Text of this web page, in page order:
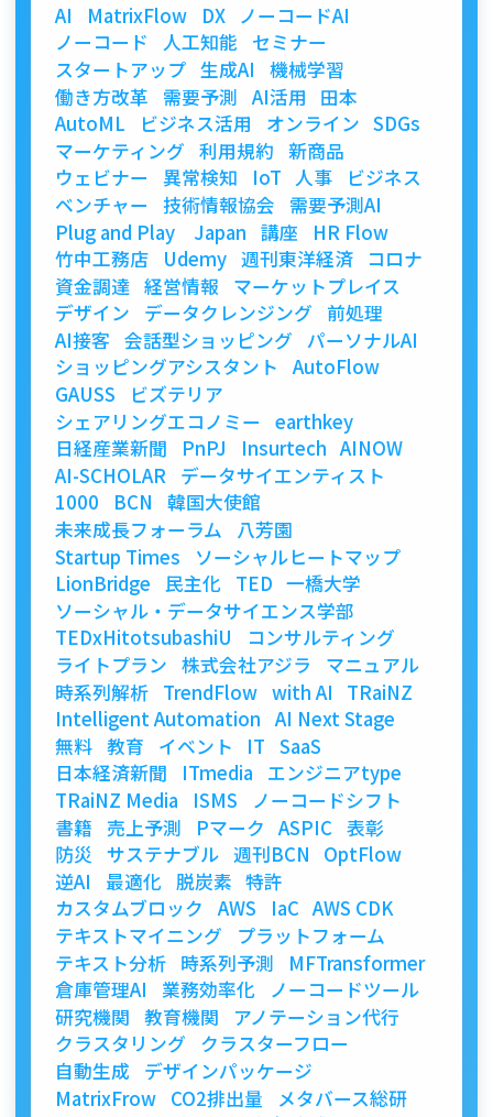
AI MatrixFlow DX
ノーコードAI
ノーコード
人工知能
セミナー
スタートアップ 生成AI
機械学習
働き方改革
需要予測 AI活用
田本
AutoML
ビジネス活用 オンライン SDGs
マーケティング 利用規約 新商品
ウェビナー
異常検知 IoT 人事
ビジネス
ベンチャー
技術情報協会
需要予測AI
Plug and Play Japan 講座
HR Flow
竹中工務店
Udemy 週刊東洋経済
コロナ
資金調達 経営情報
マーケットプレイス
デザイン
データクレンジング 前処理
AI接客 会話型ショッピング パーソナルAI
ショッピングアシスタント
AutoFlow
GAUSS
ビズテリア
シェアリングエコノミー
earthkey
日経産業新聞
PnPJ Insurtech AINOW
AI-SCHOLAR データサイエンティスト
1000
BCN
韓国大使館
未来成長フォーラム
八芳園
Startup Times
ソーシャルヒートマップ
LionBridge 民主化 TED 一橋大学
ソーシャル・データサイエンス学部
TEDxHitotsubashiU
コンサルティング
ライトプラン 株式会社アジラ
マニュアル
時系列解析 TrendFlow with AI
TRaiNZ
Intelligent Automation AI Next Stage
無料 教育 イベント IT SaaS
日本経済新聞
ITmedia
エンジニアtype
TRaiNZ Media
ISMS
ノーコードシフト
書籍
売上予測 Pマーク ASPIC 表彰
防災 サステナブル 週刊BCN
OptFlow
逆AI
最適化 脱炭素 特許
カスタムブロック
AWS IaC AWS CDK
テキストマイニング
プラットフォーム
テキスト分析 時系列予測
MFTransformer
倉庫管理AI
業務効率化
ノーコードツール
研究機関 教育機関
アノテーション代行
クラスタリング
クラスターフロー
自動生成
デザインパッケージ
MatrixFrow CO2排出量
メタバース総研